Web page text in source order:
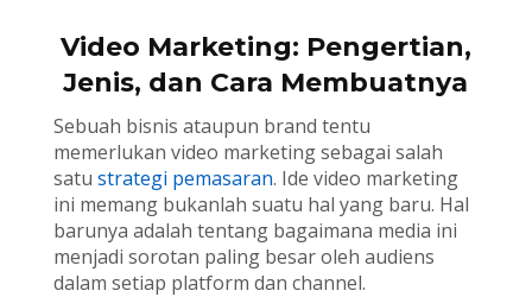
Video Marketing: Pengertian,
Jenis, dan Cara Membuatnya
Sebuah bisnis ataupun brand tentu
memerlukan video marketing sebagai salah
satu strategi pemasaran. Ide video marketing
ini memang bukanlah suatu hal yang baru. Hal
barunya adalah tentang bagaimana media ini
menjadi sorotan paling besar oleh audiens
dalam setiap platform dan channel.